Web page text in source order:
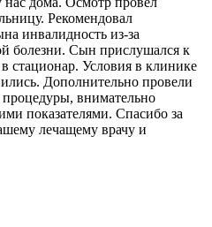
Рекомендовал
инвалидность из-за
болезни. Сын прислушался к
стационар. Условия в клинике
Дополнительно провели
внимательно
показателями. Спасибо за
лечащему врачу и